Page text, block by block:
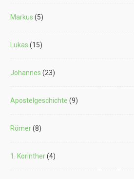
Markus (5)
Lukas (15)
Johannes (23)
Apostelgeschichte (9)
Römer(8)
1. Korinther(4)